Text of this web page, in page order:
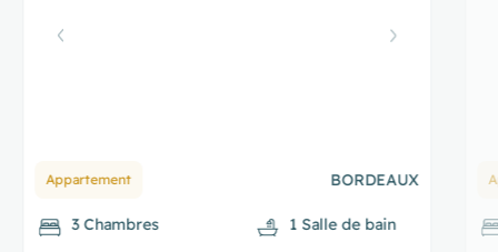
Appartement BORDEAUX
1 Chambre
1 Salle de bain